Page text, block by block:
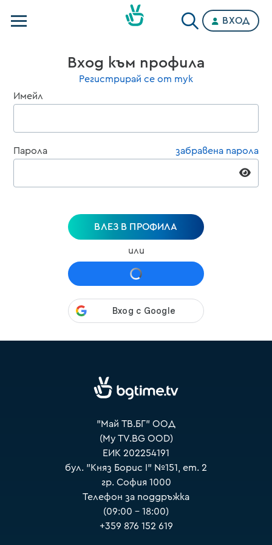
Категории
ВХОД
Вход към профила
Регистрирай се от тук
Имейл
Парола забравена парола
ВЛЕЗ В ПРОФИЛА
или
"Май ТВ.БГ" ООД
(My TV.BG OOD)
ЕИК 202254191
бул. "Княз Борис I" №151, ет. 2
гр. София 1000
Телефон за поддръжка
(09:00 – 18:00)
+359 876 152 619